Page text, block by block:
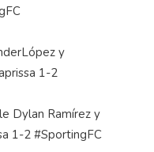
y
1-2
Dylan Ramírez y
1-2 #SportingFC